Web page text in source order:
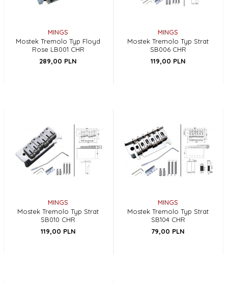
MINGS
Mostek Tremolo Typ Floyd
Rose LB001 CHR
289,00 PLN
MINGS
Mostek Tremolo Typ Strat
SB006 CHR
119,00 PLN
MINGS
Mostek Tremolo Typ Strat
SB010 CHR
119,00 PLN
MINGS
Mostek Tremolo Typ Strat
SB104 CHR
79,00 PLN